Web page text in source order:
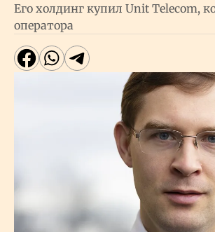
Его холдинг купил Unit Telecom,
оператора